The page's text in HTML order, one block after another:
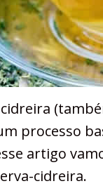
processo
artigo
cidreira.